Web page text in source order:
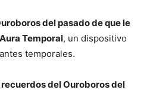
del pasado de que le
Temporal, un dispositivo
temporales.
del Ouroboros del